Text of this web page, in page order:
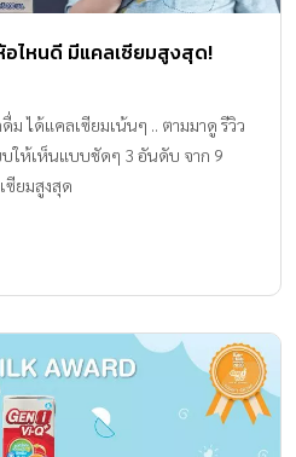
อไหนดี มีแคลเซียมสูงสุด!
ได้แคลเซียมเน้นๆ .. ตามมาดู รีวิว
ให้เห็นแบบชัดๆ 3 อันดับ จาก 9
ซียมสูงสุด